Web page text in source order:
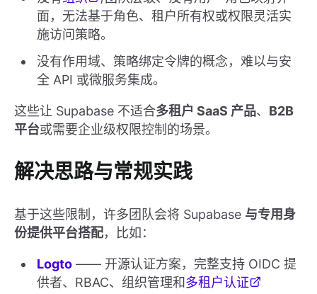
面，无法基于角色、租户所有权或权限灵活实
施访问策略。
没有作用域、策略绑定令牌的概念，难以与安
全 API 或微服务集成。
这些让 Supabase 不适合多租户 SaaS 产品、 B2B
平台或需要企业级权限控制的场景。
解决思路与常规实践
基于这些限制，许多团队会将 Supabase 与专用身
份提供平台搭配，比如：
Logto —— 开源认证方案，完整支持 OIDC 提
供者、RBAC、组织管理和多租户认证